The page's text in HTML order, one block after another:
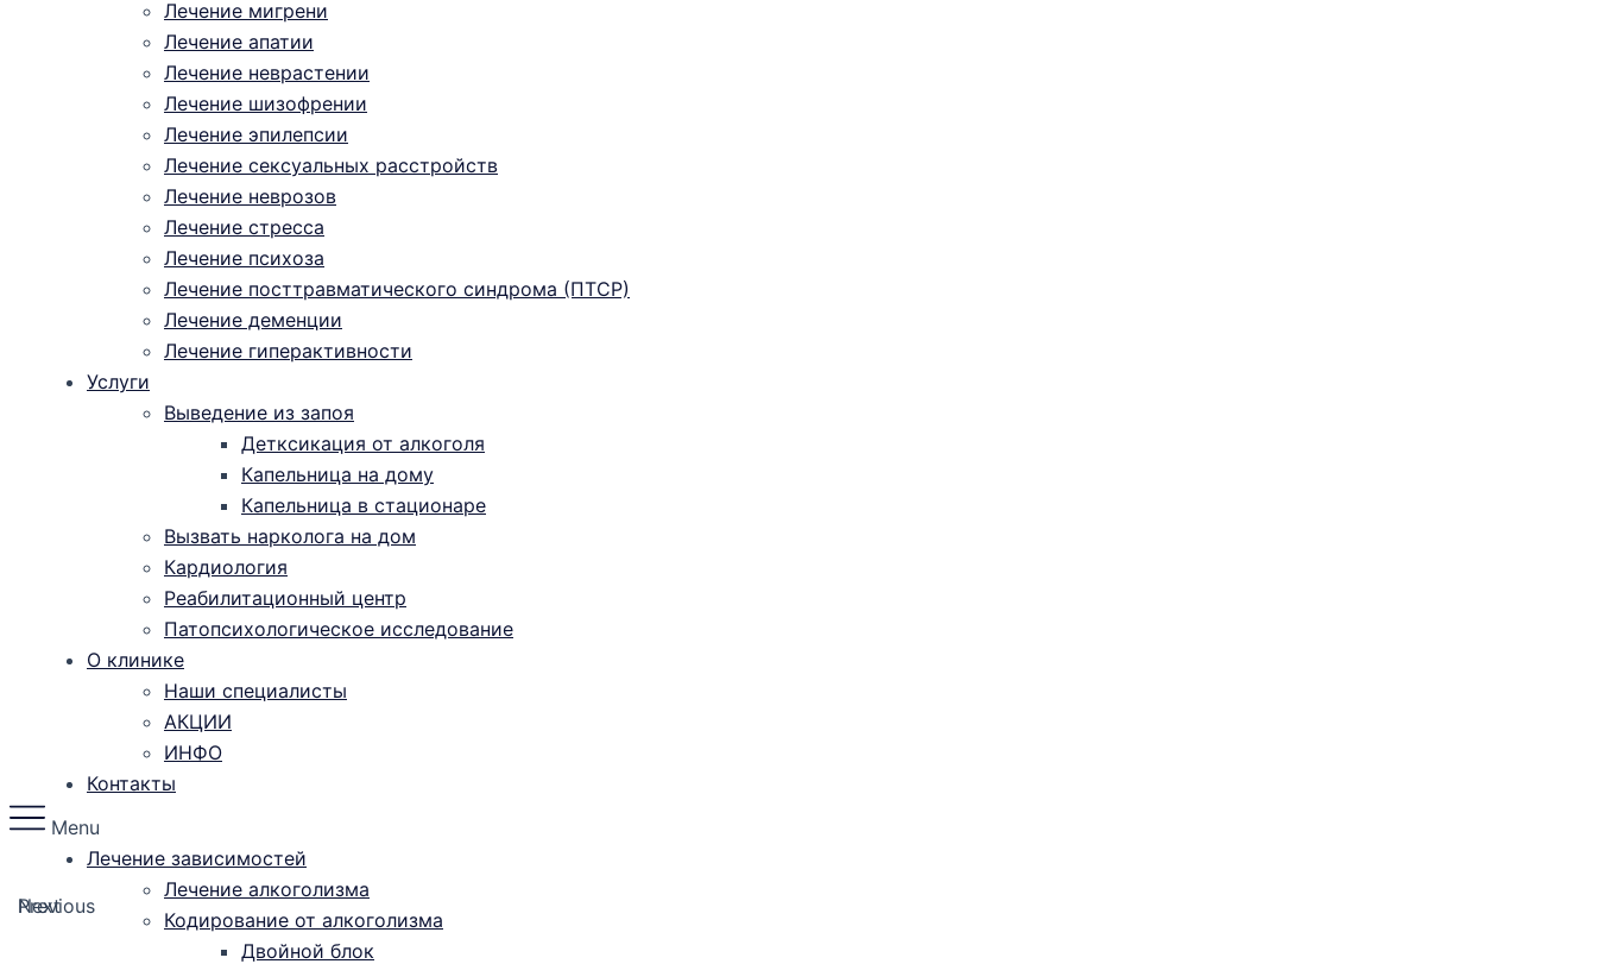
Лечение мигрени
Лечение апатии
Лечение неврастении
Лечение шизофрении
Лечение эпилепсии
Лечение сексуальных расстройств
Лечение неврозов
Лечение стресса
Лечение психоза
Лечение посттравматического синдрома (ПТСР)
Лечение деменции
Лечение гиперактивности
Услуги
Выведение из запоя
Детксикация от алкоголя
Капельница на дому
Капельница в стационаре
Вызвать нарколога на дом
Кардиология
Реабилитационный центр
Патопсихологическое исследование
О клинике
Наши специалисты
АКЦИИ
ИНФО
Контакты
Menu
Лечение зависимостей
Лечение алкоголизма
Кодирование от алкоголизма
Двойной блок
Previous
Next